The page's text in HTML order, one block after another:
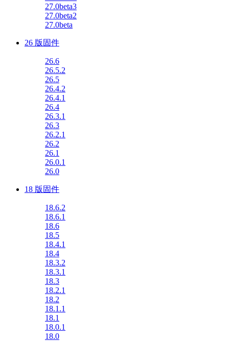
27.0beta3
27.0beta2
27.0beta
26 版固件
26.6
26.5.2
26.5
26.4.2
26.4.1
26.4
26.3.1
26.3
26.2.1
26.2
26.1
26.0.1
26.0
18 版固件
18.6.2
18.6.1
18.6
18.5
18.4.1
18.4
18.3.2
18.3.1
18.3
18.2.1
18.2
18.1.1
18.1
18.0.1
18.0